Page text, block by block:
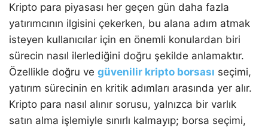
Kripto para piyasası her geçen gün daha fazla
yatırımcının ilgisini çekerken, bu alana adım atmak
isteyen kullanıcılar için en önemli konulardan biri
sürecin nasıl ilerlediğini doğru şekilde anlamaktır.
Özellikle doğru ve güvenilir kripto borsası seçimi,
yatırım sürecinin en kritik adımları arasında yer alır.
Kripto para nasıl alınır sorusu, yalnızca bir varlık
satın alma işlemiyle sınırlı kalmayıp; borsa seçimi,